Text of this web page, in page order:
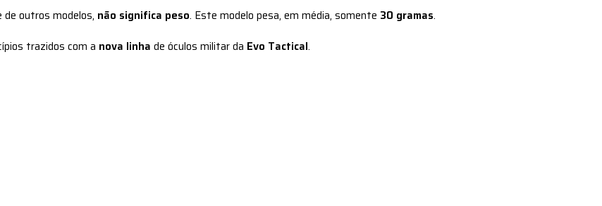
outros modelos, não significa peso. Este modelo pesa, em média, somente 30 gramas.
trazidos com a nova linha de óculos militar da Evo Tactical.